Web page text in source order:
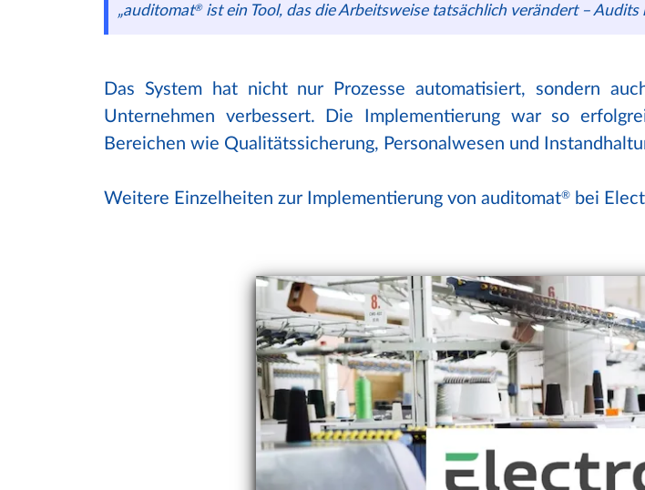
„auditomat®ist ein Tool, das die Arbeitsweise tatsächlich verändert –
Das System hat nicht nur Prozesse automatisiert, sondern
Unternehmen verbessert. Die Implementierung war so
Bereichen wie Qualitätssicherung, Personalwesen und
Weitere Einzelheiten zur Implementierung von auditomat® bei